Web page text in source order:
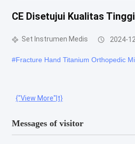
CE Disetujui Kualitas
Set Instrumen Medis 2024-
#Fracture Hand Titanium Orthopedic
{"View More"|t}
Messages of visitor